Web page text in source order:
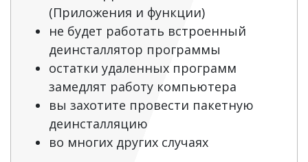
(Приложения и функции)
не будет работать встроенный
деинсталлятор программы
остатки удаленных программ
замедлят работу компьютера
вы захотите провести пакетную
деинсталляцию
во многих других случаях